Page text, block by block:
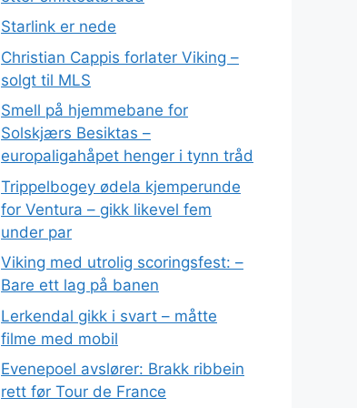
Starlink er nede
Christian Cappis forlater Viking –
solgt til MLS
Smell på hjemmebane for
Solskjærs Besiktas –
europaligahåpet henger i tynn tråd
Trippelbogey ødela kjemperunde
for Ventura – gikk likevel fem
under par
Viking med utrolig scoringsfest: –
Bare ett lag på banen
Lerkendal gikk i svart – måtte
filme med mobil
Evenepoel avslører: Brakk ribbein
rett før Tour de France